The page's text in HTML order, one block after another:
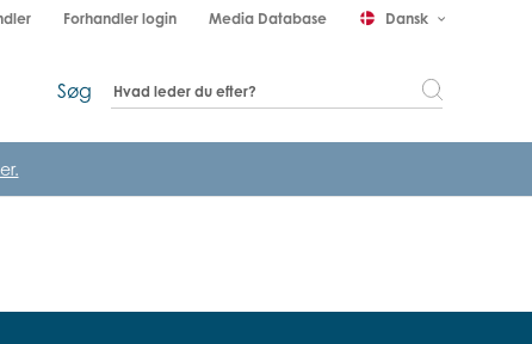
Forhandler login Media Database Dansk keyboard_arrow_down
Søg